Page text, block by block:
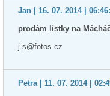
Jan | 16. 07. 2014 |
prodám lístky na
j.s@fotos.cz
Petra | 11. 07. 2014 |